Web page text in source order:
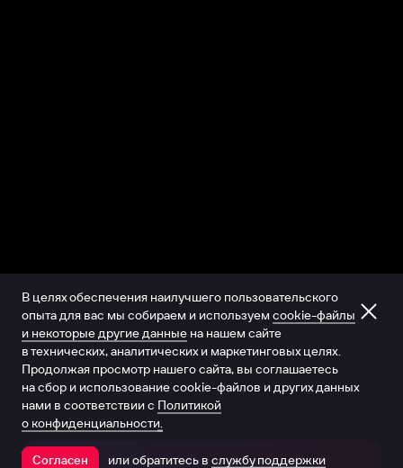
Открыть в приложении
В целях обеспечения наилучшего пользовательского
опыта для вас мы собираем и используем cookie-файлы
и некоторые другие данные на нашем сайте
в технических, аналитических и маркетинговых целях.
Продолжая просмотр нашего сайта, вы соглашаетесь
на сбор и использование cookie-файлов и других данных
нами в соответствии с Политикой
о конфиденциальности.
Согласен или обратитесь в службу поддержки